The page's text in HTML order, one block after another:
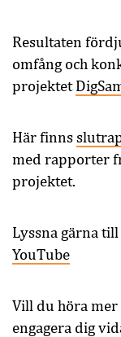
Resultaten
omfång och
projektet
Här finns
med rapporter
projektet.
Lyssna gärna
YouTube
Vill du höra
engagera dig